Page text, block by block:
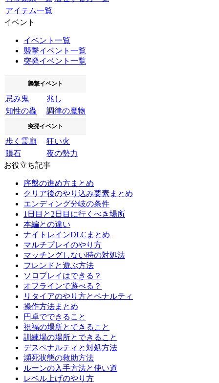
アイテム一覧
イベント
イベント一覧
襲撃イベント一覧
突発イベント一覧
襲撃イベント
忌み鬼
兆し
知性の蟲
調律の魔物
突発イベント
歩く霊廟
狂い火
隕石
夜の勢力
お役立ち記事
序盤の進め方まとめ
クリア後のやり込み要素まとめ
エンディング分岐の条件
1日目と2日目に行くべき場所
本編との違い
ナイトレインDLCまとめ
マルチプレイのやり方
マッチングしない時の対処法
フレンドと遊ぶ方法
ソロプレイはできる？
オフラインで遊べる？
リタイアのやり方とペナルティ
操作方法まとめ
円卓でできること
祝福の場所とできること
訓練場の場所とできること
デスペナルティと対処方法
瀕死状態の救助方法
ルーンの入手方法と使い道
レベル上げのやり方